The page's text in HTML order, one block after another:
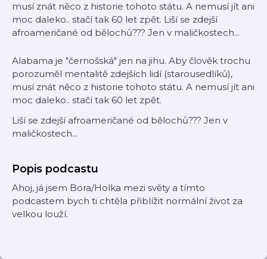
musí znát něco z historie tohoto státu. A nemusí jít ani
moc daleko.. stačí tak 60 let zpět. Liší se zdejší
afroameričané od bělochů??? Jen v maličkostech...
Alabama je "černošská" jen na jihu. Aby člověk trochu
porozuměl mentalitě zdejších lidí (starousedlíků),
musí znát něco z historie tohoto státu. A nemusí jít ani
moc daleko.. stačí tak 60 let zpět.
Liší se zdejší afroameričané od bělochů??? Jen v
maličkostech...
Popis podcastu
Ahoj, já jsem Bora/Holka mezi světy a tímto
podcastem bych ti chtěla přiblížit normální život za
velkou louží.